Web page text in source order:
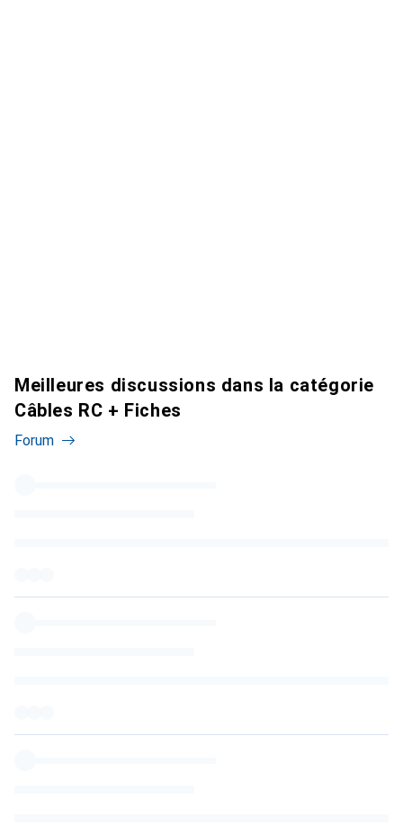
Meilleures discussions dans la catégorie
Câbles RC + Fiches
Forum